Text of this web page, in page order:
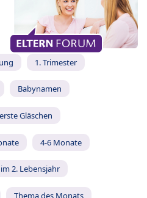
1. Trimester
Babynamen
Gläschen
4-6 Monate
2. Lebensjahr
Thema des Monats